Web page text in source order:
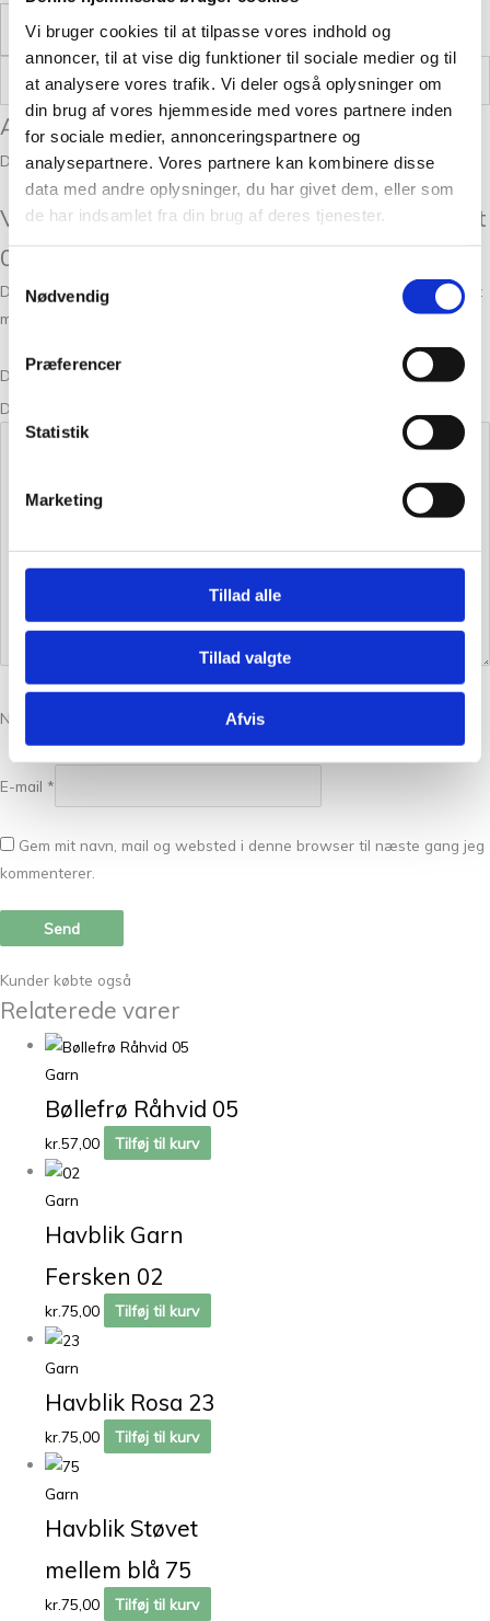
Vi bruger cookies til at tilpasse vores indhold og
annoncer, til at vise dig funktioner til sociale medier og til
at analysere vores trafik. Vi deler også oplysninger om
din brug af vores hjemmeside med vores partnere inden
for sociale medier, annonceringspartnere og
analysepartnere. Vores partnere kan kombinere disse
data med andre oplysninger, du har givet dem, eller som
de har indsamlet fra din brug af deres tjenester.
Nødvendig
Præferencer
Statistik
Marketing
Tillad alle
Tillad valgte
Afvis
Læs mere
Vægt ,05 kg
Anmeldelser
Der er endnu ikke nogle anmeldelser.
Vær den første til at anmelde “Kameluld Kit
03”
Din e-mailadresse vil ikke blive publiceret.
Krævede felter er markeret
med
Din bedømmelse
Din anmeldelse
Navn
E-mail *
Gem mit navn, mail og websted i denne browser til næste gang jeg
kommenterer.
Kunder købte også
Relaterede varer
Garn
Bøllefrø Råhvid 05
kr.57,00 Tilføj til kurv
Garn
Havblik Garn
Fersken 02
kr.75,00 Tilføj til kurv
Garn
Havblik Rosa 23
kr.75,00 Tilføj til kurv
Garn
Havblik Støvet
mellem blå 75
kr.75,00 Tilføj til kurv